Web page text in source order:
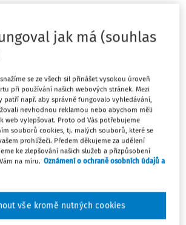
které vznikne spálením jednoho gramu
1, která zároveň srovnává
obsažená v potravě a provázející
vyjadřují v jednotkách tepla (energie).
je joul – J (1 000 J =1 kJ, starší cal (1
obsah živin a alkoholu
g 4,1 kcal/g 1kJ = 0,239 kcal
jak má (souhlas
se ze všech sil přinášet vysokou úroveň
při používání našich webových stránek. Mezi
patří např. aby správně fungovalo vyhledávání,
nevhodnou reklamou nebo abychom měli
web vylepšovat. Proto od Vás potřebujeme
souborů cookies, tj. malých souborů, které se
prohlížeči. Předem děkujeme za udělení
ke zlepšování našich služeb a přizpůsobení
na míru. Oznámení o ochraně osobních údajů a
vše kromě nutných cookies